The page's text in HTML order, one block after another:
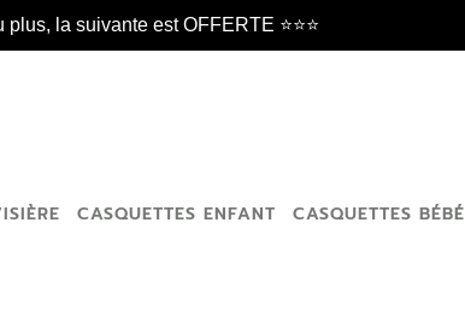
plus, la suivante est OFFERTE ⭐️⭐️⭐️
CASQUETTES ENFANT CASQUETTES BÉBÉ